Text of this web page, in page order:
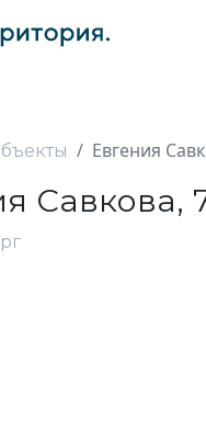
Евгения
Савкова,